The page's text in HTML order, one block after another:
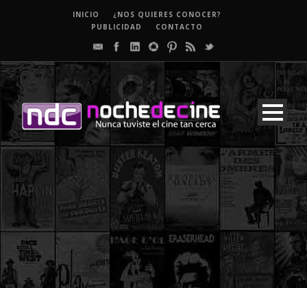
INICIO
¿NOS QUIERES CONOCER?
PUBLICIDAD
CONTACTO